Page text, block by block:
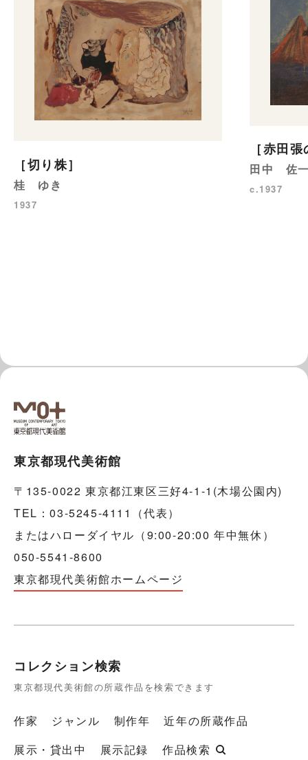
［切り株］
桂 ゆき
1937
［赤田
田中 佐
c.1937
東京都現代美術館
〒135-0022 東京都江東区三好4-1-1(木場公園内)
TEL：03-5245-4111（代表）
またはハローダイヤル（9:00-20:00 年中無休）
050-5541-8600
東京都現代美術館ホームページ
コレクション検索
東京都現代美術館の所蔵作品を検索できます
作家 ジャンル 制作年
近年の所蔵作品
展示・貸出中
展示記録 作品検索